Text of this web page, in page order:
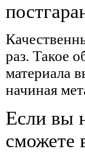
раз. Такое
материала
начиная
Если вы
сможете